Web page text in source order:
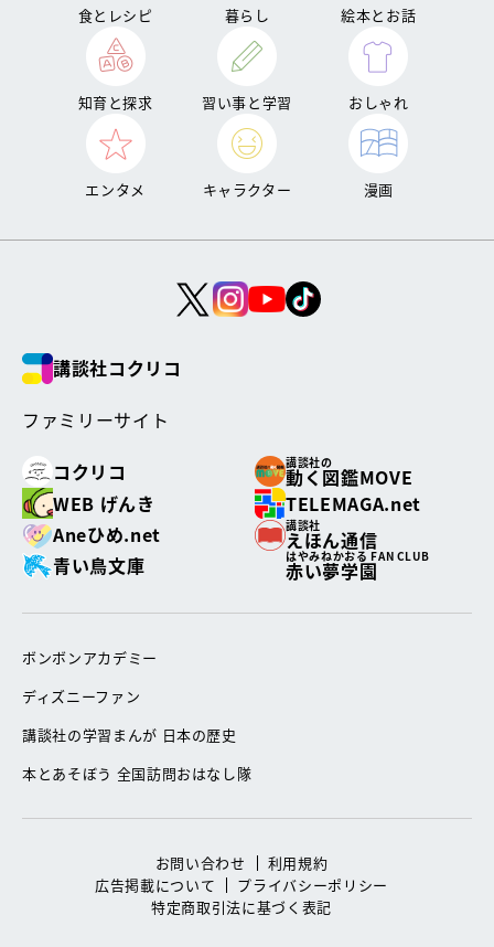
食とレシピ 暮らし 絵本とお話
知育と探求 習い事と学習 おしゃれ
エンタメ キャラクター 漫画
講談社コクリコ
ファミリーサイト
コクリコ
講談社の
動く図鑑MOVE
WEB げんき
TELEMAGA.net
Aneひめ.net
講談社
えほん通信
青い鳥文庫
はやみねかおる FAN CLUB
赤い夢学園
ボンボンアカデミー
ディズニーファン
講談社の学習まんが 日本の歴史
本とあそぼう 全国訪問おはなし隊
お問い合わせ
利用規約
広告掲載について
プライバシーポリシー
特定商取引法に基づく表記